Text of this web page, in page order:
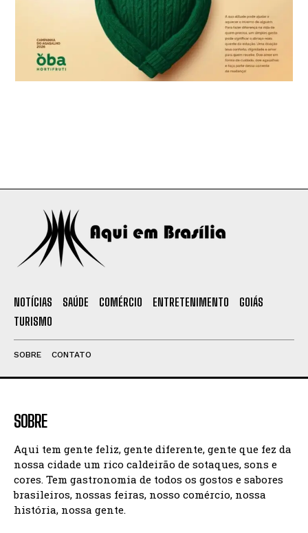
NOTÍCIAS SAÚDE COMÉRCIO ENTRETENIMENTO
GOIÁS
TURISMO
SOBRE CONTATO
SOBRE
Aqui tem gente feliz, gente diferente, gente que fez da
nossa cidade um rico caldeirão de sotaques, sons e
cores. Tem gastronomia de todos os gostos e sabores
brasileiros, nossas feiras, nosso comércio, nossa
história, nossa gente.